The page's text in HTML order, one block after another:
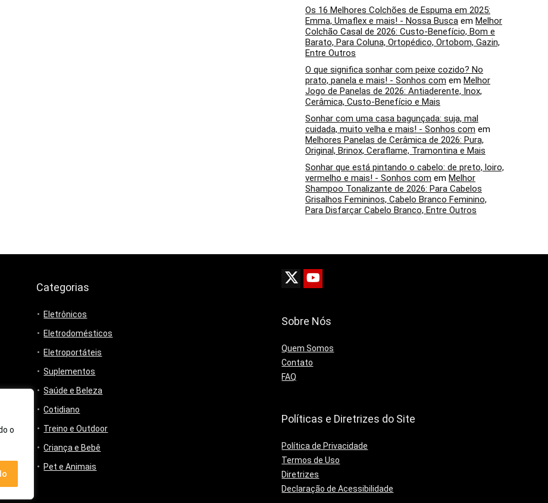
o
Os 16 Melhores Colchões de Espuma em 2025:
Emma, Umaflex e mais! - Nossa Busca em Melhor
Colchão Casal de 2026: Custo-Benefício, Bom e
Barato, Para Coluna, Ortopédico, Ortobom, Gazin,
Entre Outros
O que significa sonhar com peixe cozido? No
prato, panela e mais! - Sonhos com em Melhor
Jogo de Panelas de 2026: Antiaderente, Inox,
Cerâmica, Custo-Benefício e Mais
Sonhar com uma casa bagunçada: suja, mal
cuidada, muito velha e mais! - Sonhos com em
Melhores Panelas de Cerâmica de 2026: Pura,
Original, Brinox, Ceraflame, Tramontina e Mais
Sonhar que está pintando o cabelo: de preto, loiro,
vermelho e mais! - Sonhos com em Melhor
Shampoo Tonalizante de 2026: Para Cabelos
Grisalhos Femininos, Cabelo Branco Feminino,
Para Disfarçar Cabelo Branco, Entre Outros
Categorias
Eletrônicos
Eletrodomésticos
Eletroportáteis
Suplementos
Saúde e Beleza
Cotidiano
Treino e Outdoor
Criança e Bebê
Pet e Animais
Sobre Nós
Quem Somos
Contato
FAQ
Políticas e Diretrizes do Site
Política de Privacidade
Termos de Uso
Diretrizes
Declaração de Acessibilidade